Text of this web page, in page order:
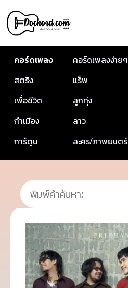
คอร์ดเพลง คอร์ดเพลงง่ายๆ
สตริง
แร็พ
เพื่อชีวิต
ลูกทุ่ง
กำเมือง
ลาว
การ์ตูน
ละคร/ภาพยนตร์